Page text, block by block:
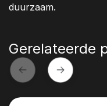
duurzaam.
Gerelateerde